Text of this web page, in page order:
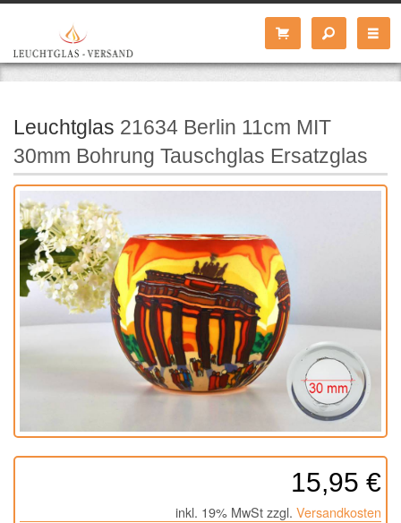
Leuchtglas 21634 Berlin 11cm MIT
30mm Bohrung Tauschglas Ersatzglas
15,95 €
inkl. 19% MwSt zzgl. Versandkosten